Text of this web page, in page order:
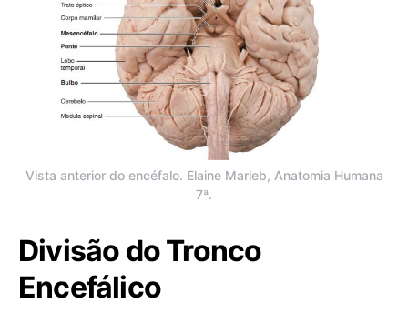
Vista anterior do encéfalo. Elaine Marieb, Anatomia Humana
7ª.
Divisão do Tronco
Encefálico